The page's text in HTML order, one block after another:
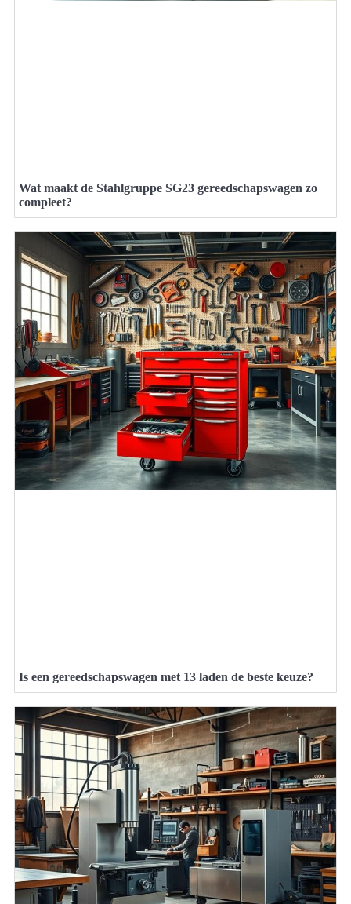
Wat maakt de Stahlgruppe SG23 gereedschapswagen zo
compleet?
Is een gereedschapswagen met 13 laden de beste keuze?